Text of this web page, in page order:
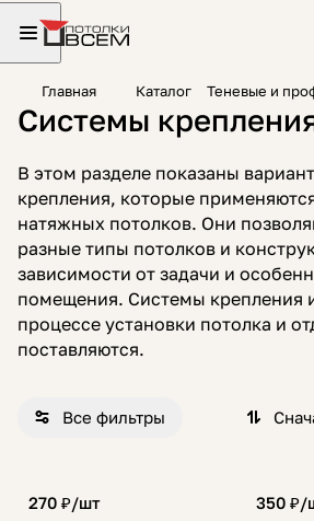
Главная Каталог Теневые и
Системы
В этом разделе показаны
крепления, которые
натяжных потолков. Они
разные типы потолков и
зависимости от задачи и
помещения. Системы крепления
процессе установки потолка и
поставляются.
Все фильтры
270 ₽/шт
350 ₽/